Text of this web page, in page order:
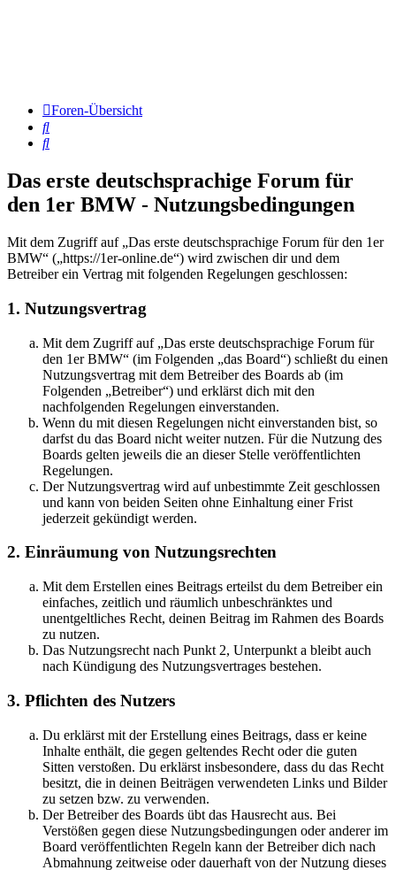
Foren-Übersicht
Suche
Suche
Das erste deutschsprachige Forum für
den 1er BMW - Nutzungsbedingungen
Mit dem Zugriff auf „Das erste deutschsprachige Forum für den 1er
BMW“ („https://1er-online.de“) wird zwischen dir und dem
Betreiber ein Vertrag mit folgenden Regelungen geschlossen:
1. Nutzungsvertrag
Mit dem Zugriff auf „Das erste deutschsprachige Forum für
den 1er BMW“ (im Folgenden „das Board“) schließt du einen
Nutzungsvertrag mit dem Betreiber des Boards ab (im
Folgenden „Betreiber“) und erklärst dich mit den
nachfolgenden Regelungen einverstanden.
Wenn du mit diesen Regelungen nicht einverstanden bist, so
darfst du das Board nicht weiter nutzen. Für die Nutzung des
Boards gelten jeweils die an dieser Stelle veröffentlichten
Regelungen.
Der Nutzungsvertrag wird auf unbestimmte Zeit geschlossen
und kann von beiden Seiten ohne Einhaltung einer Frist
jederzeit gekündigt werden.
2. Einräumung von Nutzungsrechten
Mit dem Erstellen eines Beitrags erteilst du dem Betreiber ein
einfaches, zeitlich und räumlich unbeschränktes und
unentgeltliches Recht, deinen Beitrag im Rahmen des Boards
zu nutzen.
Das Nutzungsrecht nach Punkt 2, Unterpunkt a bleibt auch
nach Kündigung des Nutzungsvertrages bestehen.
3. Pflichten des Nutzers
Du erklärst mit der Erstellung eines Beitrags, dass er keine
Inhalte enthält, die gegen geltendes Recht oder die guten
Sitten verstoßen. Du erklärst insbesondere, dass du das Recht
besitzt, die in deinen Beiträgen verwendeten Links und Bilder
zu setzen bzw. zu verwenden.
Der Betreiber des Boards übt das Hausrecht aus. Bei
Verstößen gegen diese Nutzungsbedingungen oder anderer im
Board veröffentlichten Regeln kann der Betreiber dich nach
Abmahnung zeitweise oder dauerhaft von der Nutzung dieses